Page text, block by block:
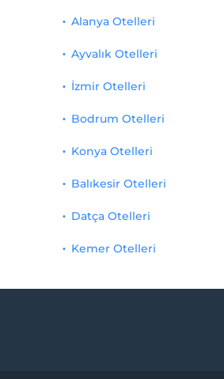
Alanya Otelleri
Ayvalık Otelleri
İzmir Otelleri
Bodrum Otelleri
Konya Otelleri
Balıkesir Otelleri
Datça Otelleri
Kemer Otelleri